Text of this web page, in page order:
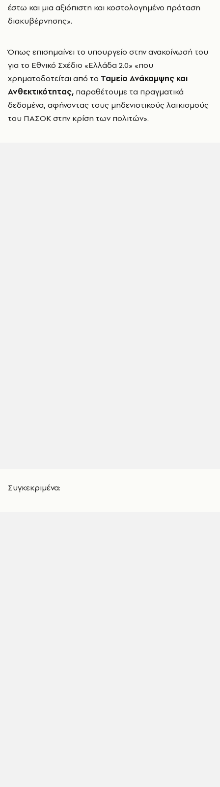
έστω και μια αξιόπιστη και κοστολογημένο πρόταση
διακυβέρνησης».
Όπως επισημαίνει το υπουργείο στην ανακοίνωσή του
για το Εθνικό Σχέδιο «Ελλάδα 2.0» «που
χρηματοδοτείται από το Ταμείο Ανάκαμψης και
Ανθεκτικότητας, παραθέτουμε τα πραγματικά
δεδομένα, αφήνοντας τους μηδενιστικούς λαϊκισμούς
του ΠΑΣΟΚ στην κρίση των πολιτών».
Συγκεκριμένα: